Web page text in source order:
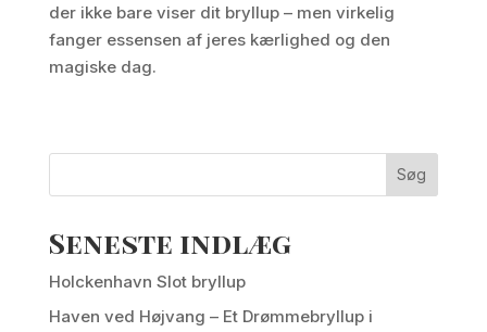
der ikke bare viser dit bryllup – men virkelig
fanger essensen af jeres kærlighed og den
magiske dag.
Søg
Seneste indlæg
Holckenhavn Slot bryllup
Haven ved Højvang – Et Drømmebryllup i